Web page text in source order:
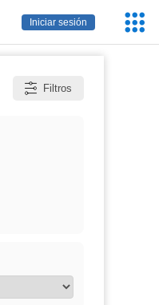
Iniciar sesión
Filtros